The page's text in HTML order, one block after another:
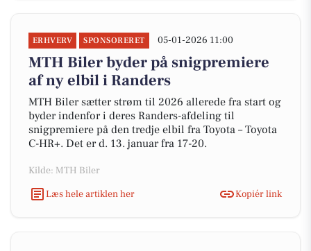
ERHVERV SPONSORERET 05-01-2026 11:00
MTH Biler byder på snigpremiere
af ny elbil i Randers
MTH Biler sætter strøm til 2026 allerede fra start og
byder indenfor i deres Randers-afdeling til
snigpremiere på den tredje elbil fra Toyota – Toyota
C-HR+. Det er d. 13. januar fra 17-20.
Kilde: MTH Biler
Læs hele artiklen her
Kopiér link